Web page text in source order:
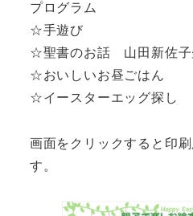
プログラム
☆手遊び
☆聖書のお話 山田新佐子
☆おいしいお昼ごはん
☆イースターエッグ探し
画面をクリックすると印
す。